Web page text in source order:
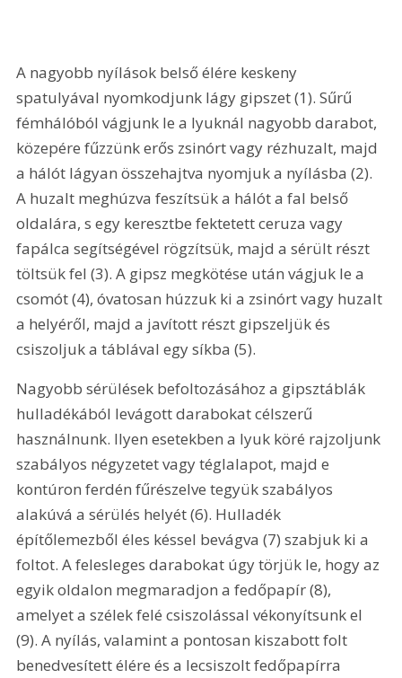
A nagyobb nyílások belső élére keskeny
spatulyával nyomkodjunk lágy gipszet (1). Sűrű
fémhálóból vágjunk le a lyuknál nagyobb darabot,
közepére fűzzünk erős zsinórt vagy rézhuzalt, majd
a hálót lágyan összehajtva nyomjuk a nyílásba (2).
A huzalt meghúzva feszítsük a hálót a fal belső
oldalára, s egy keresztbe fektetett ceruza vagy
fapálca segítségével rögzítsük, majd a sérült részt
töltsük fel (3). A gipsz megkötése után vágjuk le a
csomót (4), óvatosan húzzuk ki a zsinórt vagy huzalt
a helyéről, majd a javított részt gipszeljük és
csiszoljuk a táblával egy síkba (5).
Nagyobb sérülések befoltozásához a gipsztáblák
hulladékából levágott darabokat célszerű
használnunk. Ilyen esetekben a lyuk köré rajzoljunk
szabályos négyzetet vagy téglalapot, majd e
kontúron ferdén fűrészelve tegyük szabályos
alakúvá a sérülés helyét (6). Hulladék
építőlemezből éles késsel bevágva (7) szabjuk ki a
foltot. A felesleges darabokat úgy törjük le, hogy az
egyik oldalon megmaradjon a fedőpapír (8),
amelyet a szélek felé csiszolással vékonyítsunk el
(9). A nyílás, valamint a pontosan kiszabott folt
benedvesített élére és a lecsiszolt fedőpapírra